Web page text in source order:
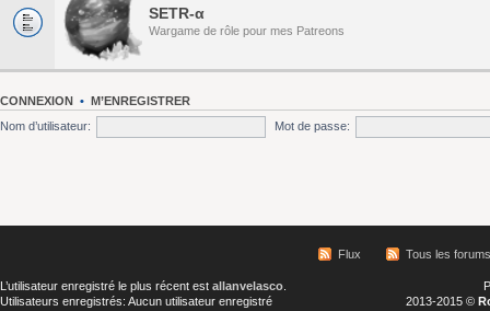
SETR-α
Wargame de rôle pour mes Patreons
CONNEXION • M’ENREGISTRER
Nom d’utilisateur:
Mot de passe:
Flux Tous les forums
L’utilisateur enregistré le plus récent est allanvelasco
Utilisateurs enregistrés: Aucun utilisateur enregistré
2013-2015 ©